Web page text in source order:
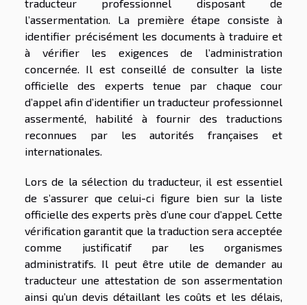
traducteur professionnel disposant de
l’assermentation. La première étape consiste à
identifier précisément les documents à traduire et
à vérifier les exigences de l’administration
concernée. Il est conseillé de consulter la liste
officielle des experts tenue par chaque cour
d’appel afin d’identifier un traducteur professionnel
assermenté, habilité à fournir des traductions
reconnues par les autorités françaises et
internationales.
Lors de la sélection du traducteur, il est essentiel
de s’assurer que celui-ci figure bien sur la liste
officielle des experts près d’une cour d’appel. Cette
vérification garantit que la traduction sera acceptée
comme justificatif par les organismes
administratifs. Il peut être utile de demander au
traducteur une attestation de son assermentation
ainsi qu’un devis détaillant les coûts et les délais,